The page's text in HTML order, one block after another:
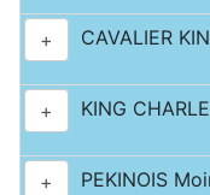
+ CAVALIER
+ KING
+ PEKINOIS